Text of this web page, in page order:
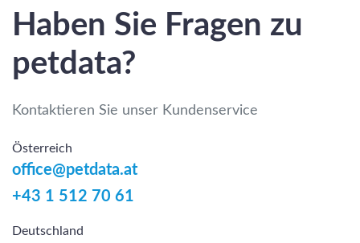
Haben Sie Fragen zu
petdata?
Kontaktieren Sie unser Kundenservice
Österreich
office@petdata.at
+43 1 512 70 61
Deutschland